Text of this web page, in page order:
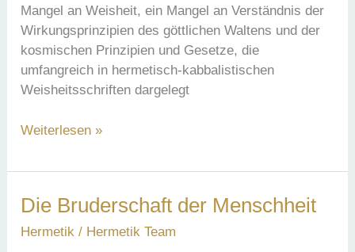
Mangel an Weisheit, ein Mangel an Verständnis der
Wirkungsprinzipien des göttlichen Waltens und der
kosmischen Prinzipien und Gesetze, die
umfangreich in hermetisch-kabbalistischen
Weisheitsschriften dargelegt
Der
der
für
die
Weiterlesen »
Die Bruderschaft der Menschheit
Hermetik / Hermetik Team